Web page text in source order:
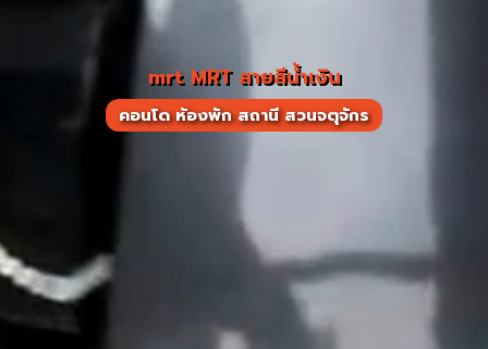
mrt MRT สายสีน้ำเงิน
คอนโด ห้องพัก สถานี สวนจตุจักร